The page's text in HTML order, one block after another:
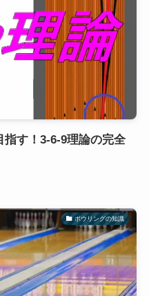
す！3-6-9理論の完全
ボウリングの知識